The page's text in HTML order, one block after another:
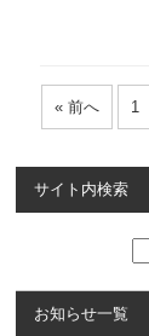
« 前へ 1
サイト内検索
お知らせ一覧